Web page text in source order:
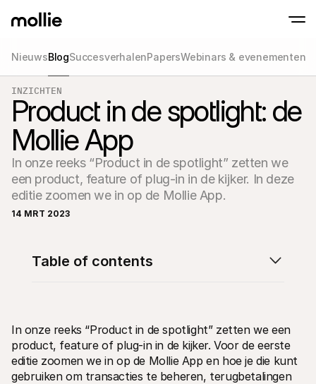
Tap to Pay op iPhone
Accepteer contactloze betalingen op je
Meer weten
Online betalingen
Ontvang en beheer
betalingen
en andere apparaten
Checkout
Optimaliseer je
meer conversie
NieuwsBlogSuccesverhalenPapersWebinars & evenementen
INZICHTEN
Product in de spotlight: de
Mollie App
In onze reeks “Product in de spotlight” zetten we
een product, feature of plug-in in de kijker. In deze
editie zoomen we in op de Mollie App.
14 MRT 2023
In onze reeks “Product in de spotlight” zetten we een
product, feature of plug-in in de kijker. Voor de eerste
editie zoomen we in op de Mollie App en hoe je die kunt
gebruiken om transacties te beheren, terugbetalingen
Table of contents